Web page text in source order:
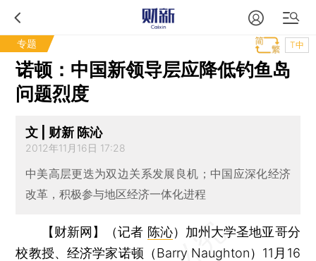
专题 T中
诺顿：中国新领导层应降低钓鱼岛
问题烈度
文 | 财新 陈沁
2012年11月16日 17:28
中美高层更迭为双边关系发展良机；中国应深化经济
改革，积极参与地区经济一体化进程
【财新网】（记者 陈沁） 加州大学圣地亚哥分
校教授、经济学家诺顿（Barry Naughton）11月16